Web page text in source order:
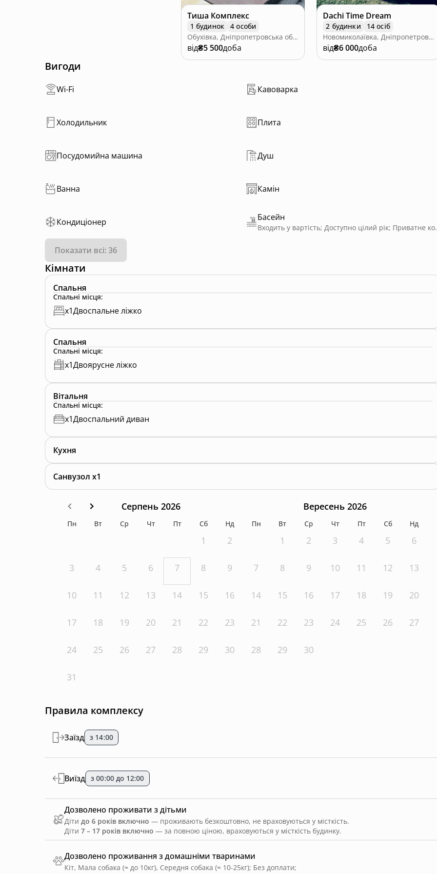
Тиша Комплекс
1 будинок
4 особи
Обухівка, Дніпропетровська область
від₴5 500доба
Dachi Time Dream
2 будинки
14 осіб
Новомиколаївка, Дніпропетровська область
від₴6 000доба
Вигоди
Wi-Fi Кавоварка
Холодильник Плита
Посудомийна машина Душ
Ванна Камін
Кондиціонер Басейн
Входить у
Показати всі: 36
Кімнати
Спальня
Спальні місця:
x1Двоспальне ліжко
Спальня
Спальні місця:
x1Двоярусне ліжко
Вітальня
Спальні місця:
x1Двоспальний диван
Кухня
Санвузол x1
Серпень 2026
Пн Вт Ср Чт Пт Сб Нд
1 2
3 4 5 6 7 8 9
10 11 12 13 14 15 16
17 18 19 20 21 22 23
24 25 26 27 28 29 30
31
Вересень 2026
Пн Вт Ср Чт Пт Сб Нд
1 2 3 4 5 6
7 8 9 10 11 12 13
14 15 16 17 18 19 20
21 22 23 24 25 26 27
28 29 30
Правила комплексу
Дозволено проживання з домашніми тваринами
Кіт, Мала собака (≈ до 10кг), Середня собака (≈ 10-25кг); Без доплати;
Заїзд з 14:00
Виїзд з 00:00 до 12:00
Дозволено проживати з дітьми
Діти до 6 років включно — проживають безкоштовно, не враховуються у місткість.
Діти 7 – 17 років включно — за повною ціною, враховуються у місткість будинку.